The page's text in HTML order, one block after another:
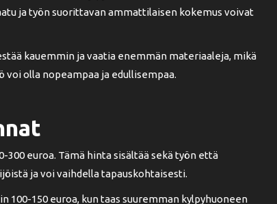
ja työn suorittavan ammattilaisen kokemus voivat
kauemmin ja vaatia enemmän materiaaleja, mikä
voi olla nopeampaa ja edullisempaa.
euroa. Tämä hinta sisältää sekä työn että
ja voi vaihdella tapauskohtaisesti.
150 euroa, kun taas suuremman kylpyhuoneen